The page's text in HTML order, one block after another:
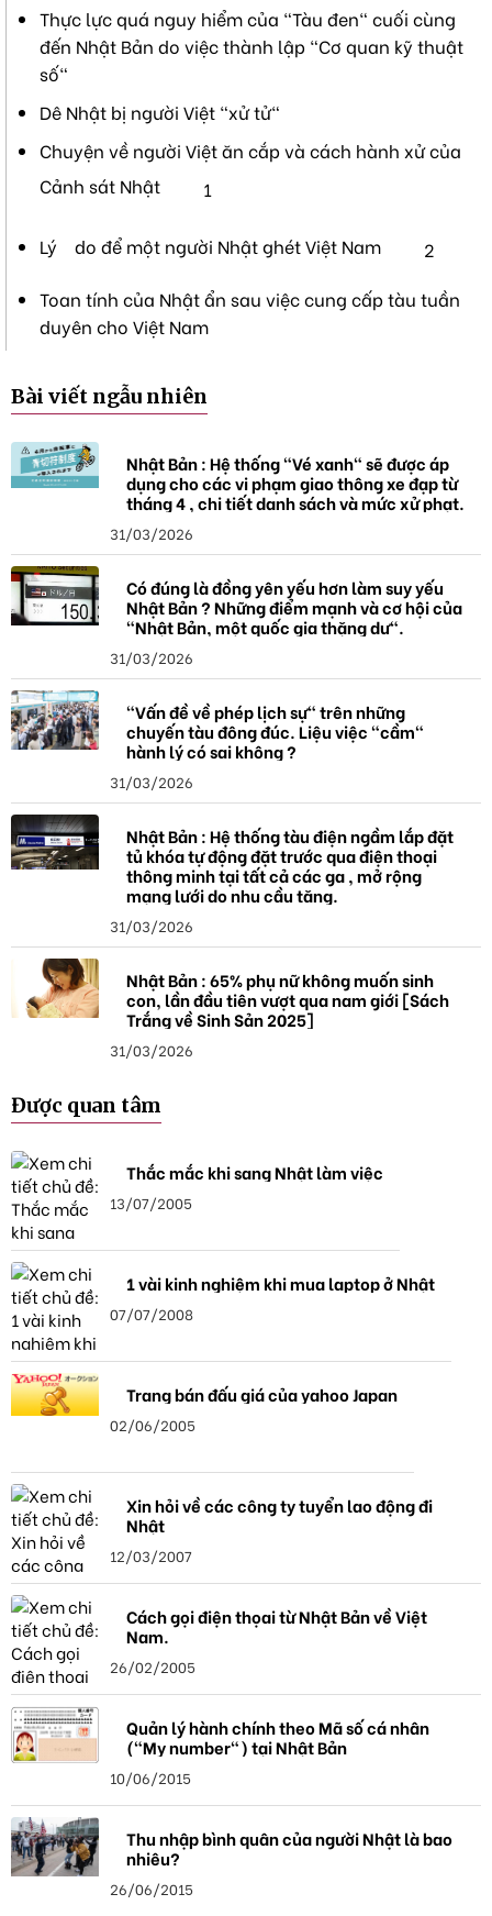
Thực lực quá nguy hiểm của "Tàu đen" cuối cùng
đến Nhật Bản do việc thành lập "Cơ quan kỹ thuật
số"
Dê Nhật bị người Việt "xử tử"
Chuyện về người Việt ăn cắp và cách hành xử của
Cảnh sát Nhật
1
Lý do để một người Nhật ghét Việt Nam
2
Toan tính của Nhật ẩn sau việc cung cấp tàu tuần
duyên cho Việt Nam
Bài viết ngẫu nhiên
Nhật Bản : Hệ thống "Vé xanh" sẽ được áp
dụng cho các vi phạm giao thông xe đạp từ
tháng 4 , chi tiết danh sách và mức xử phạt.
31/03/2026
Có đúng là đồng yên yếu hơn làm suy yếu
Nhật Bản ? Những điểm mạnh và cơ hội của
"Nhật Bản, một quốc gia thặng dư".
31/03/2026
"Vấn đề về phép lịch sự" trên những
chuyến tàu đông đúc. Liệu việc "cầm"
hành lý có sai không ?
31/03/2026
Nhật Bản : Hệ thống tàu điện ngầm lắp đặt
tủ khóa tự động đặt trước qua điện thoại
thông minh tại tất cả các ga , mở rộng
mạng lưới do nhu cầu tăng.
31/03/2026
Nhật Bản : 65% phụ nữ không muốn sinh
con, lần đầu tiên vượt qua nam giới [Sách
Trắng về Sinh Sản 2025]
31/03/2026
Được quan tâm
Thắc mắc khi sang Nhật làm việc
13/07/2005
1 vài kinh nghiệm khi mua laptop ở Nhật
07/07/2008
Trang bán đấu giá của yahoo Japan
02/06/2005
Xin hỏi về các công ty tuyển lao động đi
Nhật
12/03/2007
Cách gọi điện thọai từ Nhật Bản về Việt
Nam.
26/02/2005
Quản lý hành chính theo Mã số cá nhân
("My number") tại Nhật Bản
10/06/2015
Thu nhập bình quân của người Nhật là bao
nhiêu?
26/06/2015